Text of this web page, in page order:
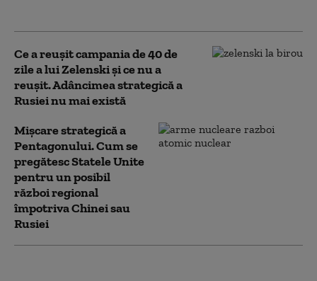
Ce a reușit campania de 40 de
zile a lui Zelenski și ce nu a
reușit. Adâncimea strategică a
Rusiei nu mai există
Mișcare strategică a
Pentagonului. Cum se
pregătesc Statele Unite
pentru un posibil
război regional
împotriva Chinei sau
Rusiei